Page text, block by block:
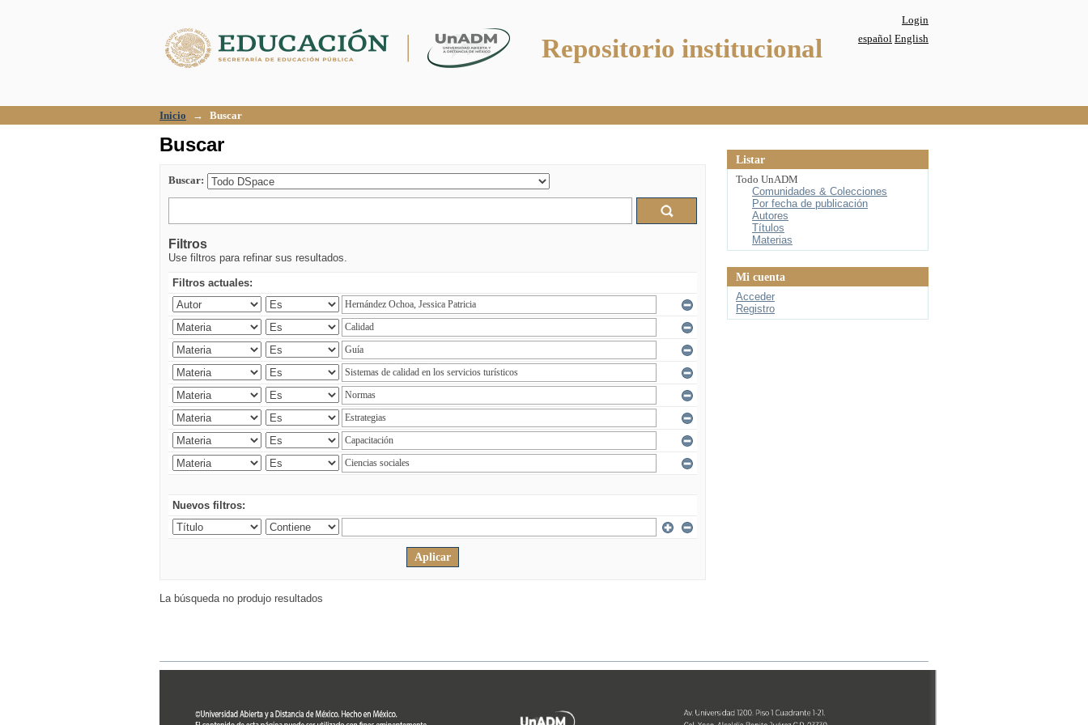
Repositorio institucional
Login
español English
Inicio → Buscar
Buscar
Buscar:
Filtros
Use filtros para refinar sus resultados.
Filtros actuales:
Nuevos filtros:
La búsqueda no produjo resultados
Listar
Todo UnADM
Comunidades & Colecciones
Por fecha de publicación
Autores
Títulos
Materias
Mi cuenta
Acceder
Registro